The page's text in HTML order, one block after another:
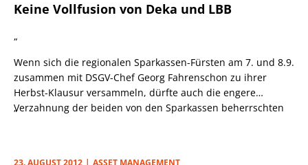
Sparkassenthemen einer der zentralen Punkte, zu denen er
Wirtschaftsjournalisten ohne Scheu befragen ließ.
Keine Vollfusion von Deka und LBB
„
Wenn sich die regionalen Sparkassen-Fürsten am 7. und 8.9.
zusammen mit DSGV-Chef Georg Fahrenschon zu ihrer
Herbst-Klausur versammeln, dürfte auch die engere
Verzahnung der beiden von den Sparkassen beherrschten
„
23. AUGUST 2012 ASSET MANAGEMENT